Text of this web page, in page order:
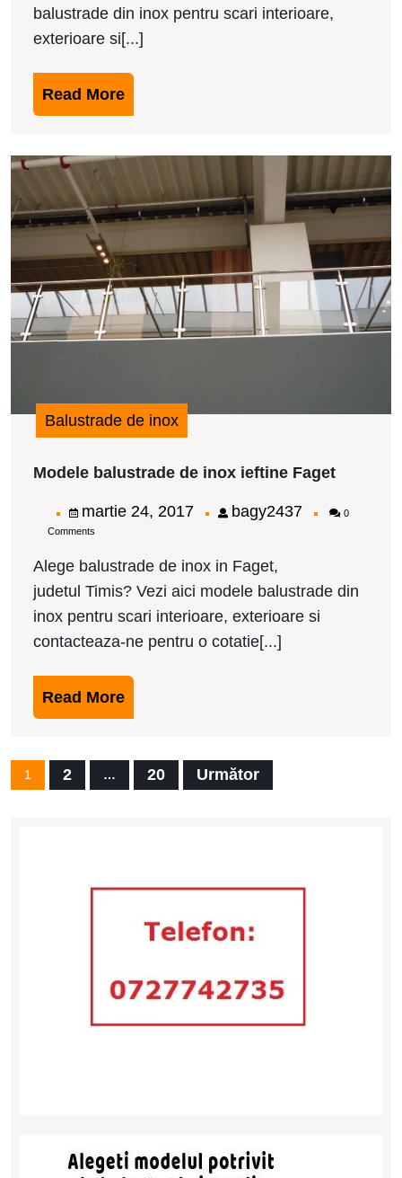
balustrade din inox pentru scari interioare,
exterioare si[...]
Read MoreRead
More
Balustrade de inox
Modele balustrade de inox ieftine Faget
inox
martie 24, 2017martie
2017
bagy2437bagy2437
0
Comments
Alege balustrade de inox in Faget,
judetul Timis? Vezi aici modele balustrade din
inox pentru scari interioare, exterioare si
contacteaza-ne pentru o cotatie[...]
Read MoreRead
More
Paginație
1 2 … 20 Următor